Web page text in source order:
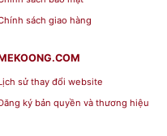
sách giao hàng
sử thay đổi website
ký bản quyền và thương hiệu